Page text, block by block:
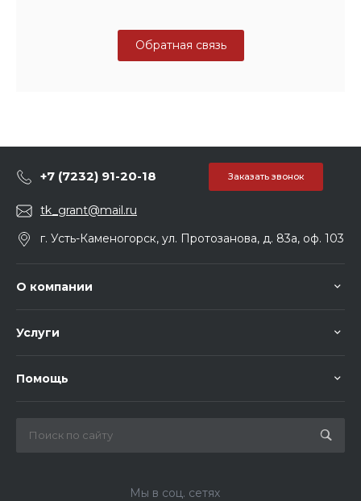
Обратная связь
+7 (7232) 91-20-18 Заказать звонок
tk_grant@mail.ru
г. Усть-Каменогорск, ул. Протозанова, д. 83а, оф. 103
О компании
Услуги
Помощь
Мы в соц. сетях